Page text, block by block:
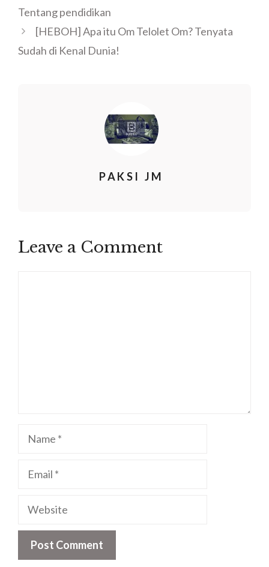
Tentang pendidikan
[HEBOH] Apa itu Om Telolet Om? Tenyata
Sudah di Kenal Dunia!
PAKSI JM
Leave a Comment